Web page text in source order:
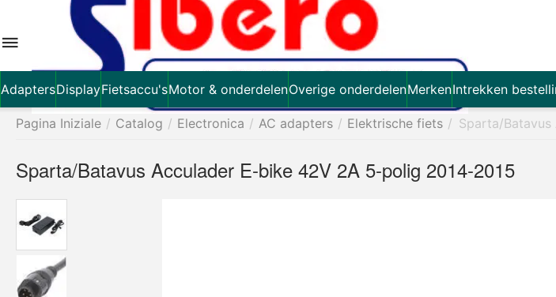
AdaptersDisplayFietsaccu'sMotor & onderdelenOverige onderdelenMerkenIntrekken
Pagina Iniziale / Catalog / Electronica / AC adapters / Elektrische fiets / Sparta/
Sparta/Batavus Acculader E-bike 42V 2A 5-polig 2014-2015